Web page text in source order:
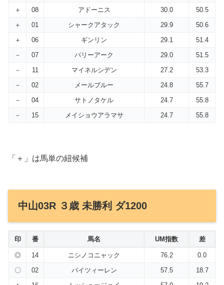
＋
08 アドーニス 30.0
50.5
＋
01 シャークアタック 29.9
50.6
＋
06 ギンリン 29.1
51.4
－
07 パリーアーク 29.0
51.5
－
11 マイネルシデン 27.2
53.3
－
02 メールブルー 24.8
55.7
－
04 サトノタケル 24.7
55.8
－
15 メイショウアラマサ 24.7 55.8
「＋」は馬単の紐候補
中山03R ３歳 未勝利 ダ1200
印 番 馬名 UM指数 差
◎ 14 ニシノコニャック 76.2
0.0
〇
02 パイツィーレン 57.5
18.7